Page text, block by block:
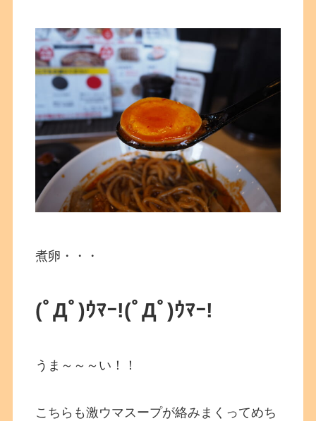
煮卵・・・
(ﾟДﾟ)ｳﾏｰ!(ﾟДﾟ)ｳﾏｰ!
うま～～～い！！
こちらも激ウマスープが絡みまくってめち